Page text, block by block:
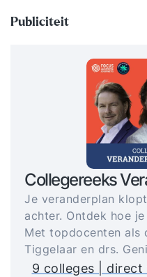
Publiciteit
Collegereeks
Je veranderplan
achter. Ontdek hoe
Met topdocenten als
Tiggelaar en drs.
9 colleges |